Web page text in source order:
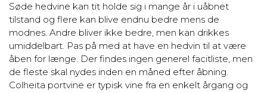
Søde hedvine kan tit holde sig i mange år i uåbnet
tilstand og flere kan blive endnu bedre mens de
modnes. Andre bliver ikke bedre, men kan drikkes
umiddelbart. Pas på med at have en hedvin til at være
åben for længe. Der findes ingen generel facitliste, men
de fleste skal nydes inden en måned efter åbning.
Colheita portvine er typisk vine fra en enkelt årgang og